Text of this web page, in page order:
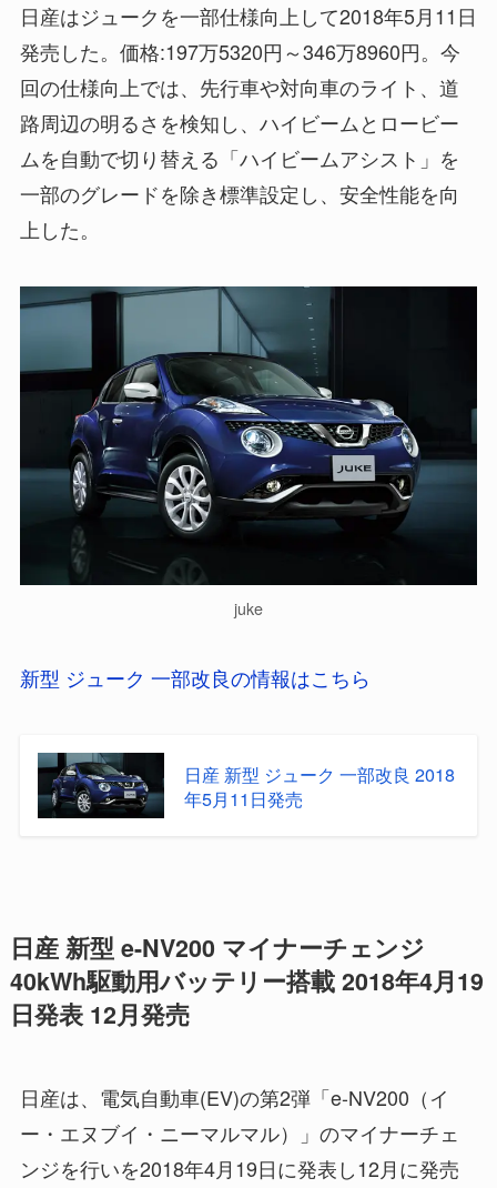
日産はジュークを一部仕様向上して2018年5月11日
発売した。価格:197万5320円～346万8960円。今
回の仕様向上では、先行車や対向車のライト、道
路周辺の明るさを検知し、ハイビームとロービー
ムを自動で切り替える「ハイビームアシスト」を
一部のグレードを除き標準設定し、安全性能を向
上した。
juke
新型 ジューク 一部改良の情報はこちら
日産 新型 ジューク 一部改良 2018
年5月11日発売
日産 新型 e-NV200 マイナーチェンジ
40kWh駆動用バッテリー搭載 2018年4月19
日発表 12月発売
日産は、電気自動車(EV)の第2弾「e-NV200（イ
ー・エヌブイ・ニーマルマル）」のマイナーチェ
ンジを行いを2018年4月19日に発表し12月に発売